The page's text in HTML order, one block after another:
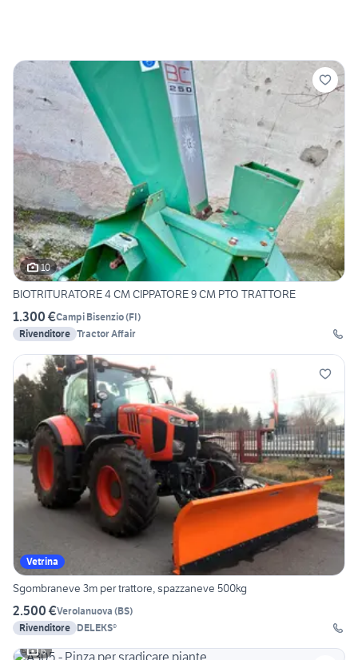
10
BIOTRITURATORE 4 CM CIPPATORE 9 CM PTO TRATTORE
1.300 €Campi Bisenzio(FI)
Rivenditore Tractor Affair
Vetrina
Sgombraneve 3m per trattore, spazzaneve 500kg
2.500 €Verolanuova (BS)
Rivenditore DELEKS®
6